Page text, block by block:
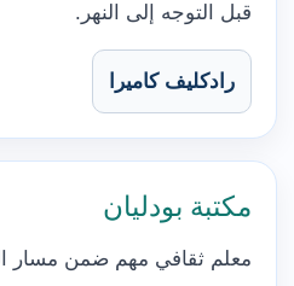
قبل التوجه إلى النهر.
رادكليف كاميرا
مكتبة بودليان
معلم ثقافي مهم ضمن مسار